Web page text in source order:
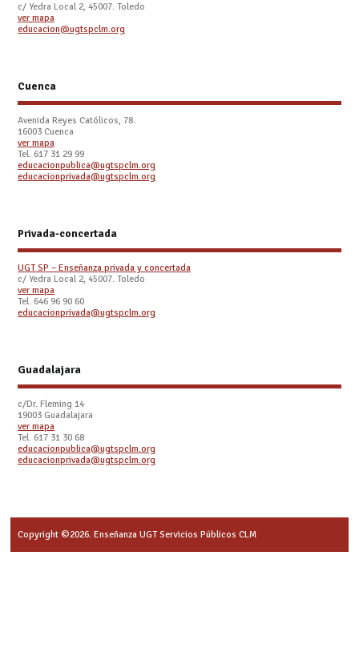
c/ Yedra Local 2, 45007. Toledo
ver mapa
educacion@ugtspclm.org
Cuenca
Avenida Reyes Católicos, 78.
16003 Cuenca
ver mapa
Tel. 617 31 29 99
educacionpublica@ugtspclm.org
educacionprivada@ugtspclm.org
Privada-concertada
UGT SP – Enseñanza privada y concertada
c/ Yedra Local 2, 45007. Toledo
ver mapa
Tel. 646 96 90 60
educacionprivada@ugtspclm.org
Guadalajara
c/Dr. Fleming 14
19003 Guadalajara
ver mapa
Tel. 617 31 30 68
educacionpublica@ugtspclm.org
educacionprivada@ugtspclm.org
Copyright ©2026. Enseñanza UGT Servicios Públicos CLM